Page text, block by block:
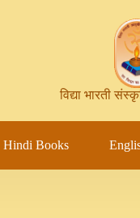
विद्या भारती
Hindi Books